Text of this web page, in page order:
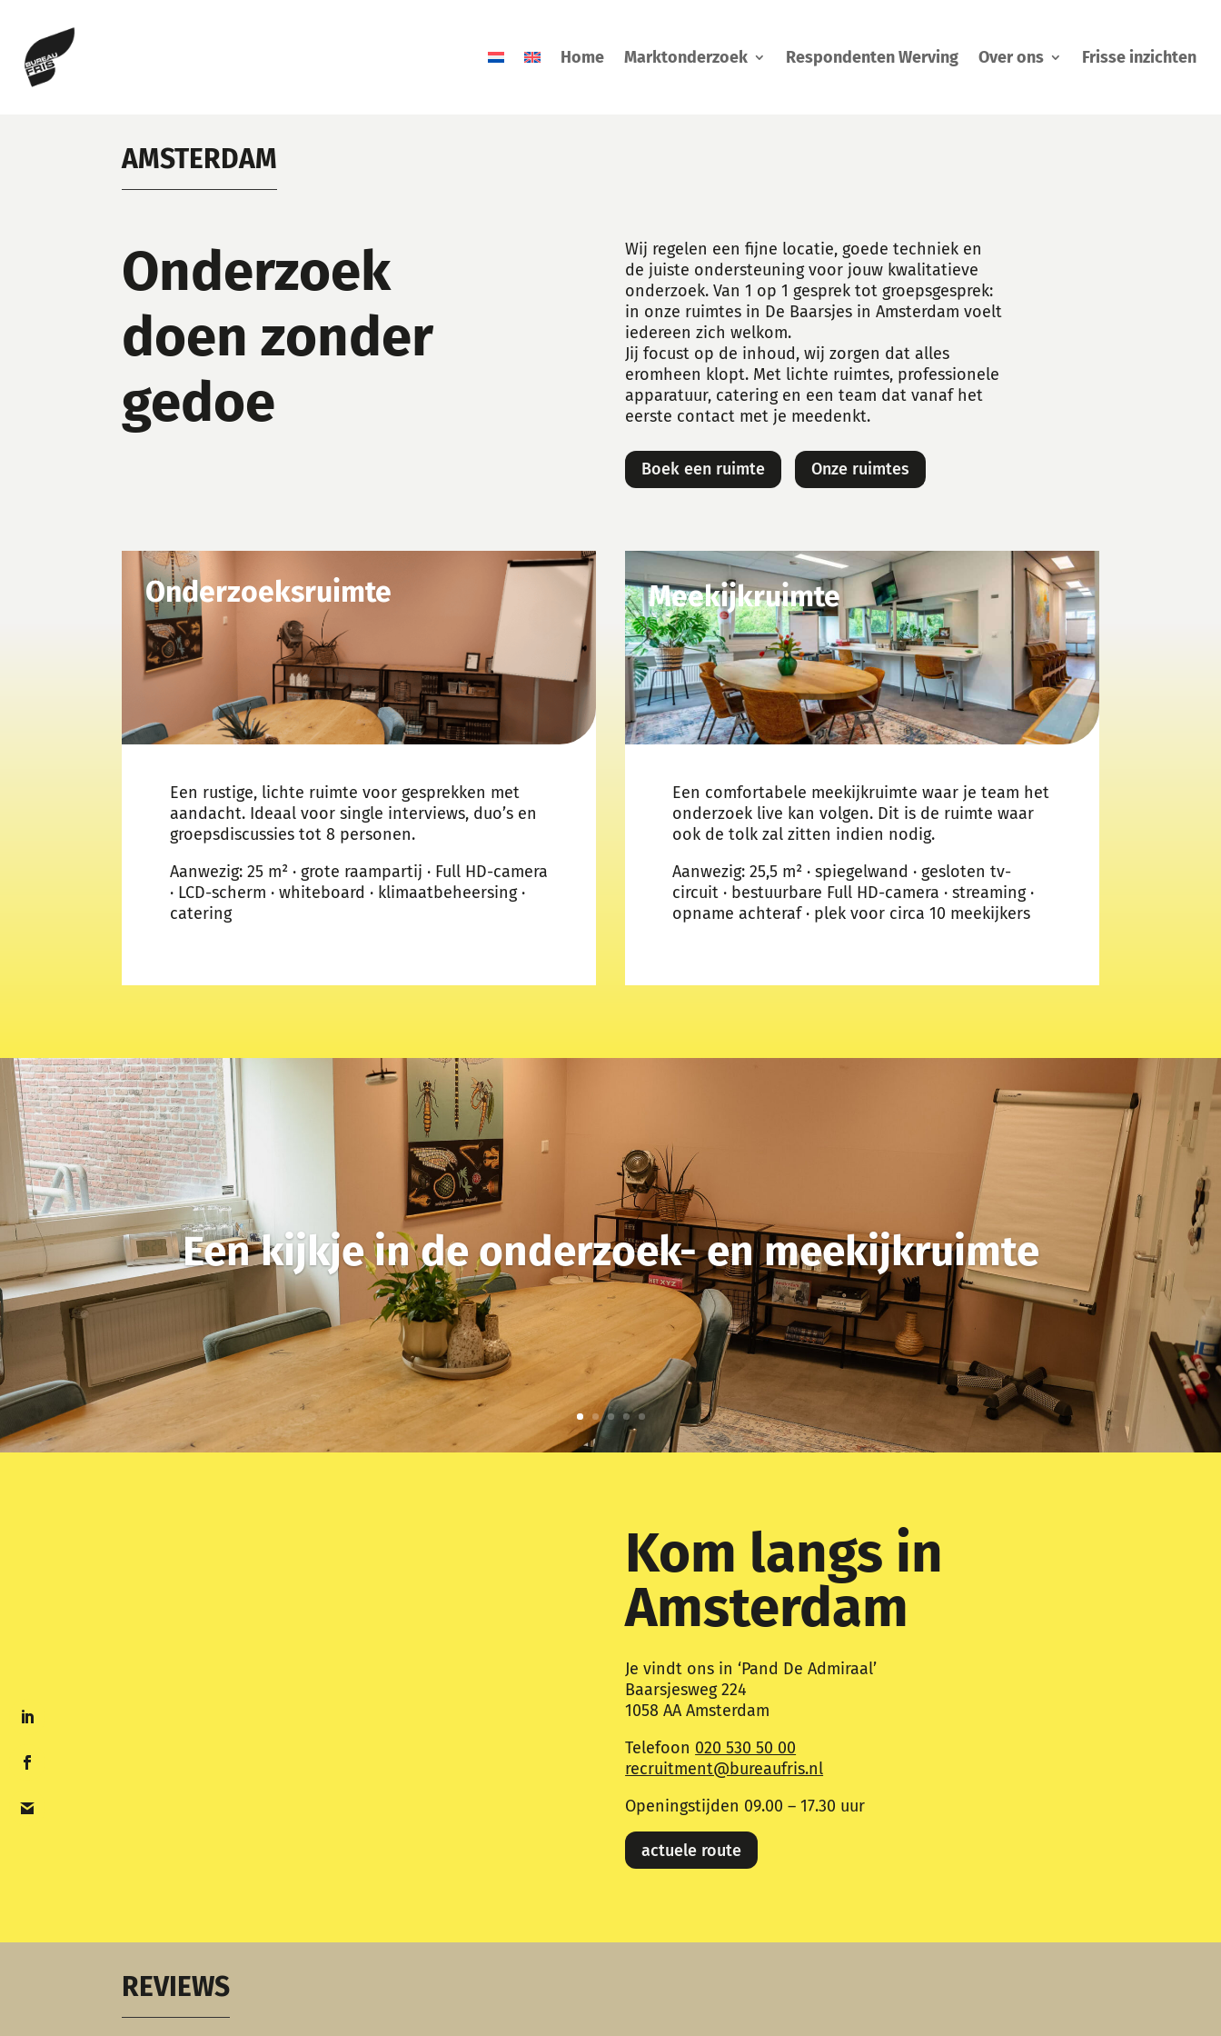
Home Marktonderzoek Respondenten Werving Over ons Frisse inzichten
AMSTERDAM
Onderzoek
doen zonder
gedoe
Wij regelen een fijne locatie, goede techniek en
de juiste ondersteuning voor jouw kwalitatieve
onderzoek. Van 1 op 1 gesprek tot groepsgesprek:
in onze ruimtes in De Baarsjes in Amsterdam voelt
iedereen zich welkom.
Jij focust op de inhoud, wij zorgen dat alles
eromheen klopt. Met lichte ruimtes, professionele
apparatuur, catering en een team dat vanaf het
eerste contact met je meedenkt.
Boek een ruimte Onze ruimtes
Onderzoeksruimte
Een rustige, lichte ruimte voor gesprekken met
aandacht. Ideaal voor single interviews, duo’s en
groepsdiscussies tot 8 personen.
Aanwezig: 25 m² · grote raampartij · Full HD-camera
· LCD-scherm · whiteboard · klimaatbeheersing ·
catering
Meekijkruimte
Een comfortabele meekijkruimte waar je team het
onderzoek live kan volgen. Dit is de ruimte waar
ook de tolk zal zitten indien nodig.
Aanwezig: 25,5 m² · spiegelwand · gesloten tv-
circuit · bestuurbare Full HD-camera · streaming ·
opname achteraf · plek voor circa 10 meekijkers
Een kijkje in de onderzoek- en meekijkruimte
Kom langs in
Amsterdam
Je vindt ons in ‘Pand De Admiraal’
Baarsjesweg 224
1058 AA Amsterdam
Telefoon 020 530 50 00
recruitment@bureaufris.nl
Openingstijden 09.00 – 17.30 uur
actuele route
REVIEWS